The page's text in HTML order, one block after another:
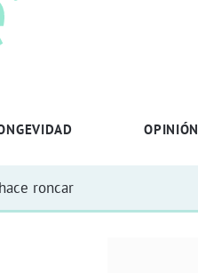
OPINIÓN
roncar